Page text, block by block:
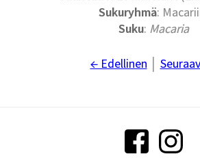
Sukuryhmä:
Suku: Macaria
← Edellinen